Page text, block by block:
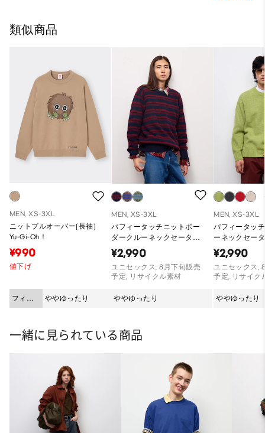
類似商品
MEN, XS-3XL
ニットプルオーバー(長袖)
Yu-Gi-Oh！
¥990
値下げ
フィッ
ト
ややゆったり
MEN, XS-3XL
パフィータッチニットボー
ダークルーネックセーター
PF
¥2,990
ユニセックス, 8月下旬販売
予定, リサイクル素材
ややゆったり
MEN, XS-3XL
パフィータッ
ーネックセー
¥2,990
ユニセックス,
予定, リサイク
ややゆったり
一緒に見られている商品